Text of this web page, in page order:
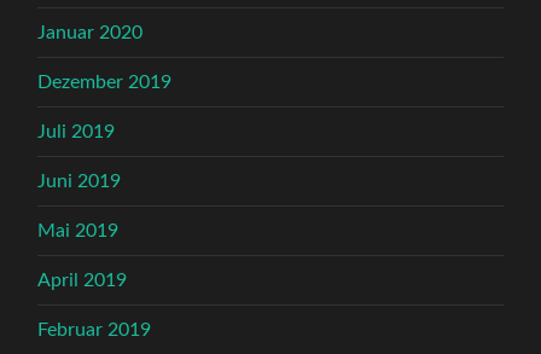
Januar 2020
Dezember 2019
Juli 2019
Juni 2019
Mai 2019
April 2019
Februar 2019